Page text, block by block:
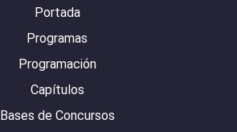
Portada
Programas
Programación
Capítulos
Bases de Concursos